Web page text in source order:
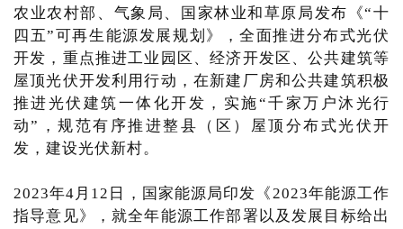
农业农村部、气象局、国家林业和草原局发布《“十
四五”可再生能源发展规划》，全面推进分布式光伏
开发，重点推进工业园区、经济开发区、公共建筑等
屋顶光伏开发利用行动，在新建厂房和公共建筑积极
推进光伏建筑一体化开发，实施“千家万户沐光行
动”，规范有序推进整县（区）屋顶分布式光伏开
发，建设光伏新村。
2023年4月12日，国家能源局印发《2023年能源工作
指导意见》，就全年能源工作部署以及发展目标给出